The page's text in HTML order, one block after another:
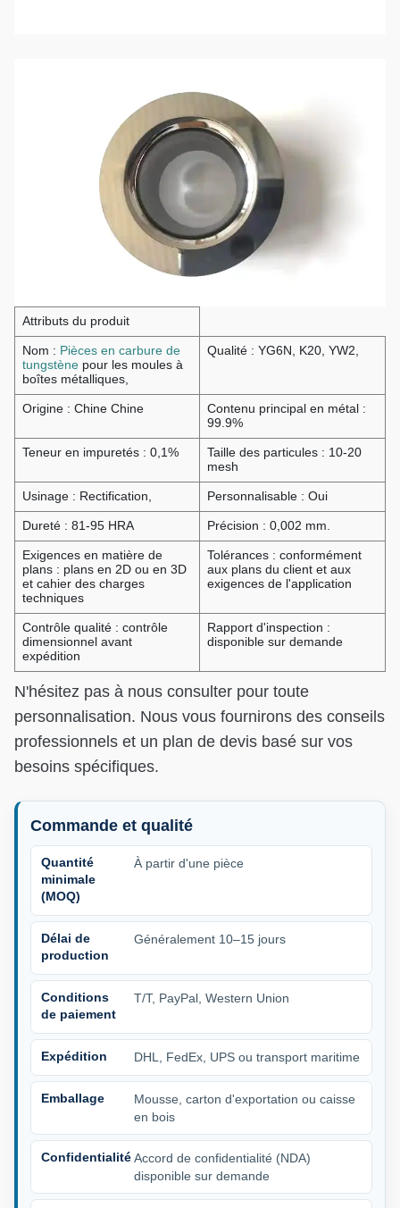
Attributs du produit
Nom : Pièces en carbure de
tungstène pour les moules à
boîtes métalliques,
Qualité : YG6N, K20, YW2,
Origine : Chine Chine
Contenu principal en métal :
99.9%
Teneur en impuretés : 0,1%
Taille des particules : 10-20
mesh
Usinage : Rectification, Personnalisable : Oui
Dureté : 81-95 HRA Précision : 0,002 mm.
Exigences en matière de
plans : plans en 2D ou en 3D
et cahier des charges
techniques
Tolérances : conformément
aux plans du client et aux
exigences de l'application
Contrôle qualité : contrôle
dimensionnel avant
expédition
Rapport d'inspection :
disponible sur demande
N'hésitez pas à nous consulter pour toute
personnalisation. Nous vous fournirons des conseils
professionnels et un plan de devis basé sur vos
besoins spécifiques.
Commande et qualité
Quantité
minimale
(MOQ)
À partir d'une pièce
Délai de
production
Généralement 10–15 jours
Conditions
de paiement
T/T, PayPal, Western Union
Expédition DHL, FedEx, UPS ou transport maritime
Emballage
Mousse, carton d'exportation ou caisse
en bois
ConfidentialitéAccord de confidentialité (NDA)
disponible sur demande